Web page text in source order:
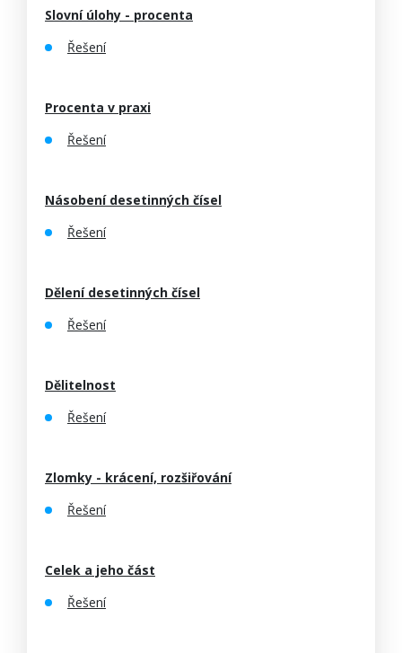
Slovní úlohy - procenta
Řešení
Procenta v praxi
Řešení
Násobení desetinných čísel
Řešení
Dělení desetinných čísel
Řešení
Dělitelnost
Řešení
Zlomky - krácení, rozšiřování
Řešení
Celek a jeho část
Řešení